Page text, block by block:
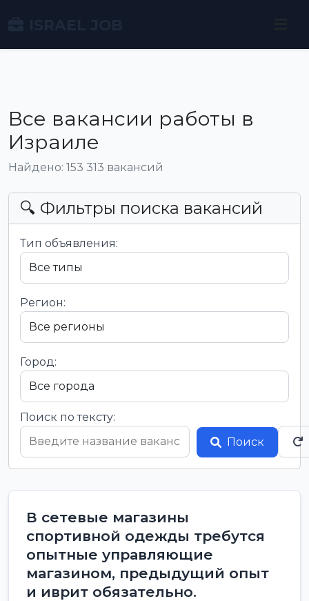
Все вакансии работы в
Израиле
Найдено: 153 313 вакансий
🔍 Фильтры поиска вакансий
Тип объявления:
Регион:
Город:
Поиск по тексту:
Поиск
В сетевые магазины
спортивной одежды требутся
опытные управляющие
магазином, предыдущий опыт
и иврит обязательно.